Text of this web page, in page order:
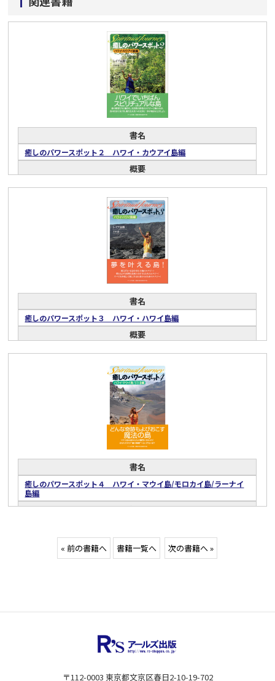
書名
癒しのパワースポット２ ハワイ・カウアイ島編
概要
神秘の島・カウアイ島のエナジーに触れ、フラの聖地を訪ねるスピ
ジャンル
スピリチュアル・精神世界 実用(暮らし)
著者
ISBN
9784862041449
出版年月日
2010/06/10
本体価格
書名
癒しのパワースポット３ ハワイ・ハワイ島編
概要
ハワイ在住20年のカリスマ・ヒーリング・セラピストが、ハワイ島
ジャンル
スピリチュアル・精神世界 実用(暮らし)
著者
ISBN
出版年月日
2010/12/02
本体1,600円＋税
書名
癒しのパワースポット４ ハワイ・マウイ島/モロカイ島/ラーナイ
島編
概要
島、モロカイ島・ラーナイ島の選りすぐりのパワースポットを紹
ジャンル
2011/08/20
« 前の書籍へ 書籍一覧へ 次の書籍へ »
〒112-0003 東京都文京区春日2-10-19-702